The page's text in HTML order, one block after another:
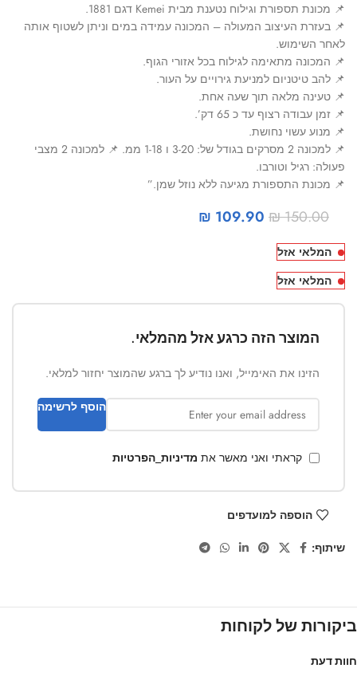
📌 מכונת תספורת וגילוח נטענת מבית Kemei דגם 1881.
📌 בעזרת העיצוב המעולה – המכונה עמידה במים וניתן לשטוף אותה
לאחר השימוש.
📌 המכונה מתאימה לגילוח בכל אזורי הגוף.
📌 להב טיטניום למניעת גירויים על העור.
📌 טעינה מלאה תוך שעה אחת.
📌 זמן עבודה רצוף עד כ 65 דק’.
📌 מנוע עשוי נחושת.
📌 למכונה 2 מסרקים בגודל של: 3-20 ו 1-18 ממ. 📌 למכונה 2 מצבי
פעולה: רגיל וטורבו.
📌 מכונת התספורת מגיעה ללא נוזל שמן.”
₪150.00
₪ 109.90
המלאי אזל
המלאי אזל
המוצר הזה כרגע אזל מהמלאי.
הזינו את האימייל, ואנו נודיע לך ברגע שהמוצר יחזור למלאי.
הוסף לרשימה
קראתי ואני מאשר את מדיניות_הפרטיות
הוספה למועדפים
שיתוף:
ביקורות של לקוחות
חוות דעת